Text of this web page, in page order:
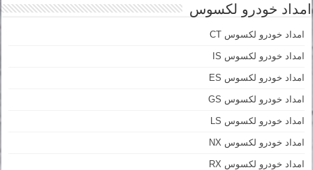
امداد خودرو لکسوس
امداد خودرو لکسوس CT
امداد خودرو لکسوس IS
امداد خودرو لکسوس ES
امداد خودرو لکسوس GS
امداد خودرو لکسوس LS
امداد خودرو لکسوس NX
امداد خودرو لکسوس RX